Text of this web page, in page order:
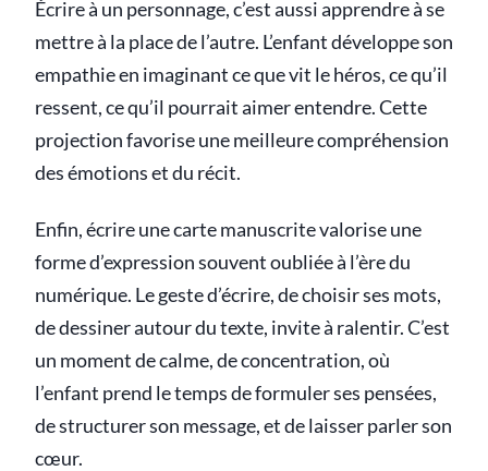
Écrire à un personnage, c’est aussi apprendre à se
mettre à la place de l’autre. L’enfant développe son
empathie en imaginant ce que vit le héros, ce qu’il
ressent, ce qu’il pourrait aimer entendre. Cette
projection favorise une meilleure compréhension
des émotions et du récit.
Enfin, écrire une carte manuscrite valorise une
forme d’expression souvent oubliée à l’ère du
numérique. Le geste d’écrire, de choisir ses mots,
de dessiner autour du texte, invite à ralentir. C’est
un moment de calme, de concentration, où
l’enfant prend le temps de formuler ses pensées,
de structurer son message, et de laisser parler son
cœur.